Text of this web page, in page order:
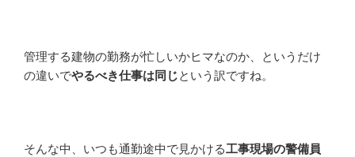
管理する建物の勤務が忙しいかヒマなのか、というだけ
の違いでやるべき仕事は同じという訳ですね。
そんな中、いつも通勤途中で見かける工事現場の警備員